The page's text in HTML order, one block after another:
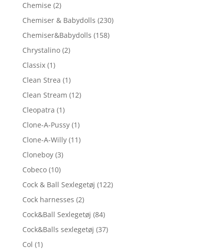
Chemise (2)
Chemiser & Babydolls (230)
Chemiser&Babydolls (158)
Chrystalino (2)
Classix (1)
Clean Strea (1)
Clean Stream (12)
Cleopatra (1)
Clone-A-Pussy (1)
Clone-A-Willy (11)
Cloneboy (3)
Cobeco (10)
Cock & Ball Sexlegetøj (122)
Cock harnesses (2)
Cock&Ball Sexlegetøj (84)
Cock&Balls sexlegetøj (37)
Col (1)